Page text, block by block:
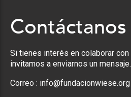
Contáctanos
Si tienes interés en colaborar
invitamos a enviarnos un mensaje.
Correo : info@fundacionwiese.org